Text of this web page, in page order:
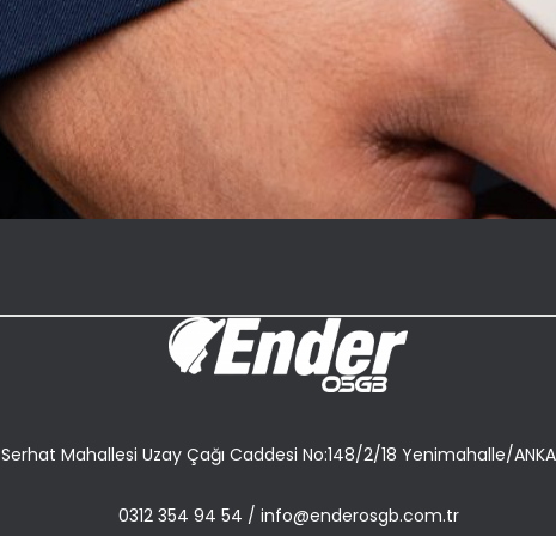
Serhat Mahallesi Uzay Çağı Caddesi No:148/2/18 Yenimahalle/
0312 354 94 54 / info@enderosgb.com.tr